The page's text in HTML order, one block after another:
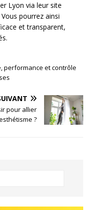
Lyon via leur site
pourrez ainsi
et transparent,
performance et contrôle
pour allier
?